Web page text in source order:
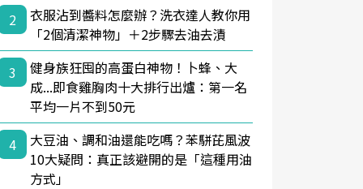
2
衣服沾到醬料怎麼辦？洗衣達人教你用
「2個清潔神物」＋2步驟去油去漬
3
健身族狂囤的高蛋白神物！卜蜂、大
成...即食雞胸肉十大排行出爐：第一名
平均一片不到50元
4
大豆油、調和油還能吃嗎？苯駢芘風波
10大疑問：真正該避開的是「這種用油
方式」